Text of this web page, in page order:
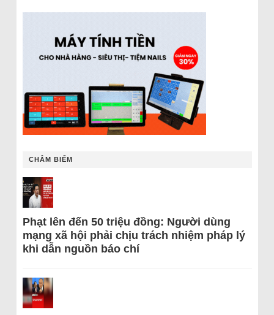
CHÂM BIẾM
Phạt lên đến 50 triệu đồng: Người dùng
mạng xã hội phải chịu trách nhiệm pháp lý
khi dẫn nguồn báo chí